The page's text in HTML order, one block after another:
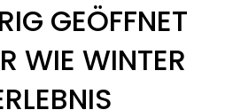
GEÖFFNET
WIE WINTER